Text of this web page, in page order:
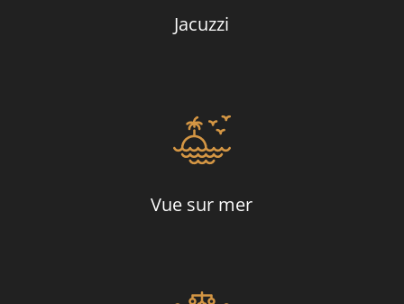
Jacuzzi
Vue sur mer